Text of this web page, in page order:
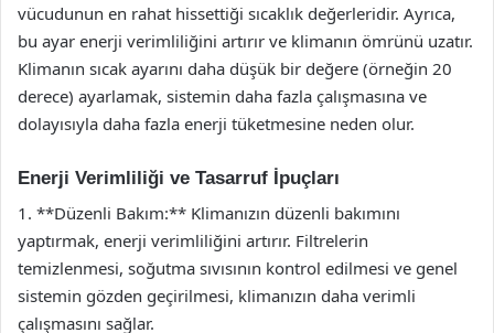
vücudunun en rahat hissettiği sıcaklık değerleridir. Ayrıca,
bu ayar enerji verimliliğini artırır ve klimanın ömrünü uzatır.
Klimanın sıcak ayarını daha düşük bir değere (örneğin 20
derece) ayarlamak, sistemin daha fazla çalışmasına ve
dolayısıyla daha fazla enerji tüketmesine neden olur.
Enerji Verimliliği ve Tasarruf İpuçları
1. **Düzenli Bakım:** Klimanızın düzenli bakımını
yaptırmak, enerji verimliliğini artırır. Filtrelerin
temizlenmesi, soğutma sıvısının kontrol edilmesi ve genel
sistemin gözden geçirilmesi, klimanızın daha verimli
çalışmasını sağlar.